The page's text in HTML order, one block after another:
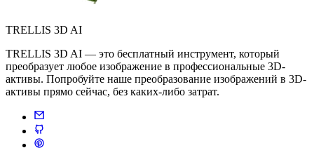
TRELLIS 3D AI
TRELLIS 3D AI — это бесплатный инструмент, который
преобразует любое изображение в профессиональные 3D-
активы. Попробуйте наше преобразование изображений в 3D-
активы прямо сейчас, без каких-либо затрат.